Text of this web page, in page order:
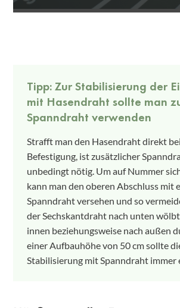
Tipp: Zur Stabilisierung der
mit Hasendraht sollte man
Spanndraht verwenden
Strafft man den Hasendraht direkt
Befestigung, ist zusätzlicher
unbedingt nötig. Um auf Nummer
kann man den oberen Abschluss mit
Spanndraht versehen und so
der Sechskantdraht nach unten
innen beziehungsweise nach außen
einer Aufbauhöhe von 50 cm sollte
Stabilisierung mit Spanndraht immer